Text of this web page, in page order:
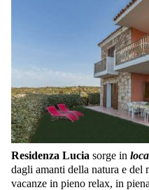
Residenza Lucia sorge in
dagli amanti della natura e del
vacanze in pieno relax, in